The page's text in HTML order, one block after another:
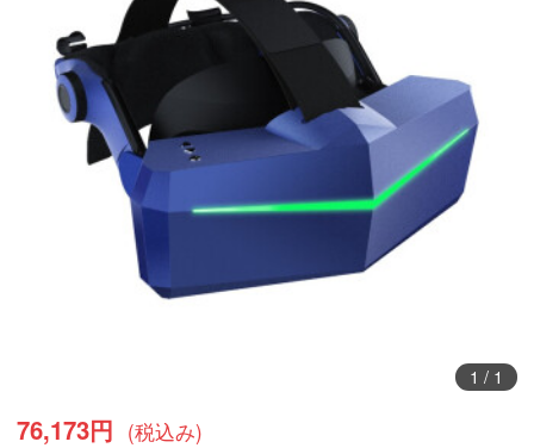
1 / 1
76,173円 (税込み)